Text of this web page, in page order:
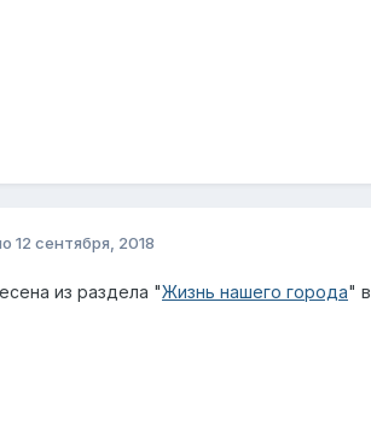
12 сентября, 2018
из раздела "Жизнь нашего города"